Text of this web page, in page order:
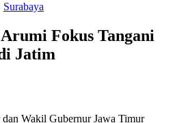
Surabaya
Fokus Tangani
Jatim
dan Wakil Gubernur Jawa Timur